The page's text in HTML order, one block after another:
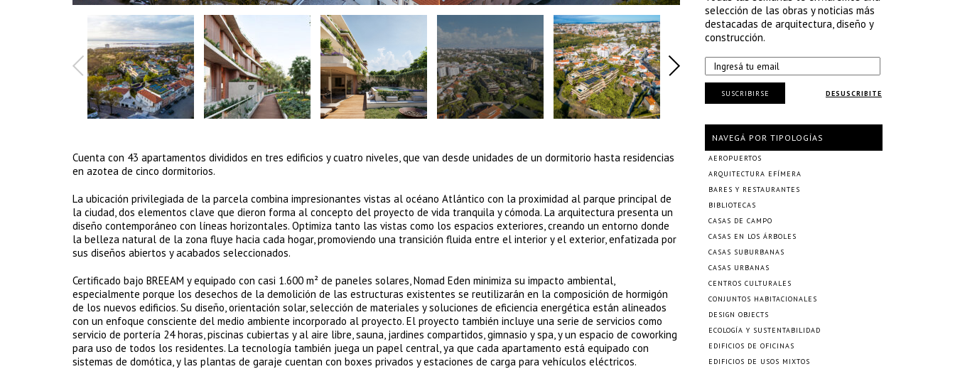
Cuenta con 43 apartamentos divididos en tres edificios y cuatro niveles, que van desde unidades de un dormitorio hasta residencias
en azotea de cinco dormitorios.
La ubicación privilegiada de la parcela combina impresionantes vistas al océano Atlántico con la proximidad al parque principal de
la ciudad, dos elementos clave que dieron forma al concepto del proyecto de vida tranquila y cómoda. La arquitectura presenta un
diseño contemporáneo con líneas horizontales. Optimiza tanto las vistas como los espacios exteriores, creando un entorno donde
la belleza natural de la zona fluye hacia cada hogar, promoviendo una transición fluida entre el interior y el exterior, enfatizada por
sus diseños abiertos y acabados seleccionados.
Certificado bajo BREEAM y equipado con casi 1.600 m² de paneles solares, Nomad Eden minimiza su impacto ambiental,
especialmente porque los desechos de la demolición de las estructuras existentes se reutilizarán en la composición de hormigón
de los nuevos edificios. Su diseño, orientación solar, selección de materiales y soluciones de eficiencia energética están alineados
con un enfoque consciente del medio ambiente incorporado al proyecto. El proyecto también incluye una serie de servicios como
servicio de portería 24 horas, piscinas cubiertas y al aire libre, sauna, jardines compartidos, gimnasio y spa, y un espacio de coworking
para uso de todos los residentes. La tecnología también juega un papel central, ya que cada apartamento está equipado con
sistemas de domótica, y las plantas de garaje cuentan con boxes privados y estaciones de carga para vehículos eléctricos.
selección de las obras y noticias más
destacadas de arquitectura, diseño y
construcción.
DESUSCRIBITE
SUSCRIBIRSE
NAVEGÁ POR TIPOLOGÍAS
AEROPUERTOS
ARQUITECTURA EFÍMERA
BARES Y RESTAURANTES
BIBLIOTECAS
CASAS DE CAMPO
CASAS EN LOS ÁRBOLES
CASAS SUBURBANAS
CASAS URBANAS
CENTROS CULTURALES
CONJUNTOS HABITACIONALES
DESIGN OBJECTS
ECOLOGÍA Y SUSTENTABILIDAD
EDIFICIOS DE OFICINAS
EDIFICIOS DE USOS MIXTOS